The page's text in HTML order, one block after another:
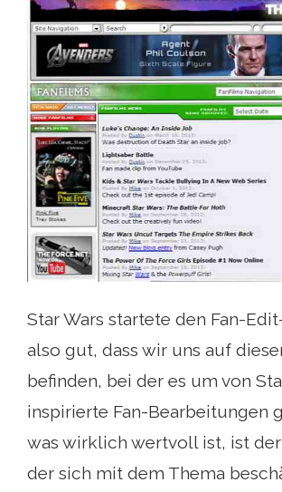
Star Wars startete den Fan-
also gut, dass wir uns auf
befinden, bei der es um von
inspirierte Fan-Bearbeitungen
was wirklich wertvoll ist, ist
der sich mit dem Thema